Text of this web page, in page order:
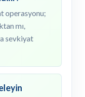
operasyonu;
mı,
sevkiyat